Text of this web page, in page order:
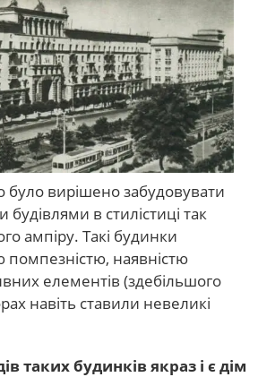
було вирішено забудовувати
в стилістиці так
ампіру. Такі будинки
помпезністю, наявністю
елементів (здебільшого
навіть ставили невеликі
таких будинків якраз і є дім